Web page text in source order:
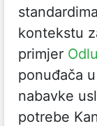
kontekstu
primjer
ponuđača
nabavke
potrebe